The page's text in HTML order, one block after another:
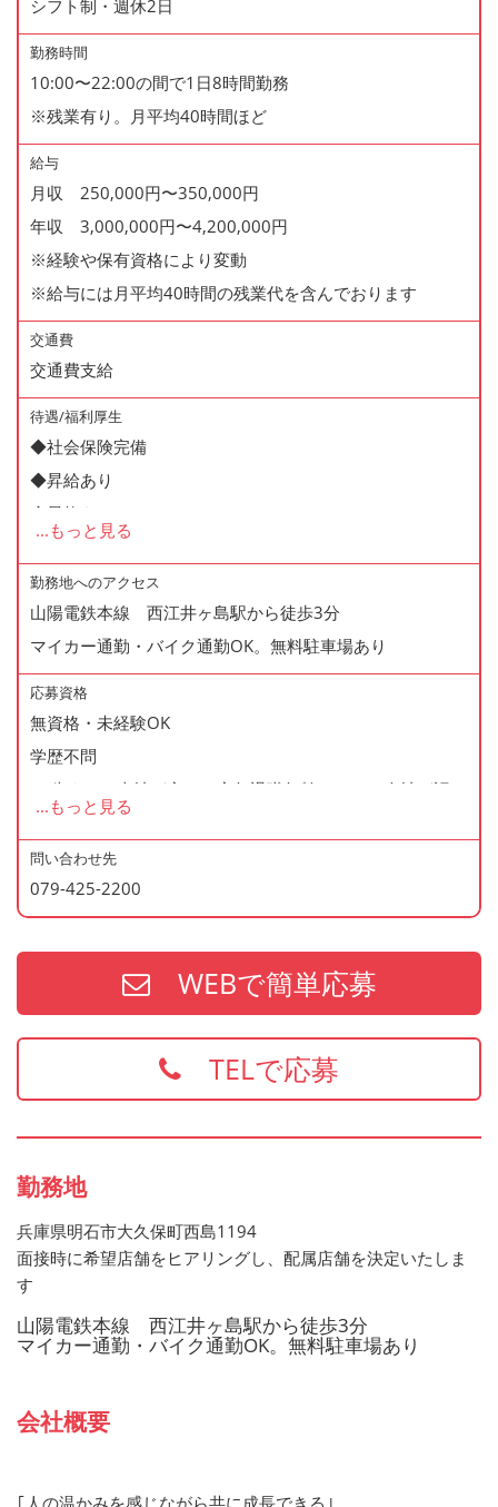
シフト制・週休2日
勤務時間
10:00〜22:00の間で1日8時間勤務
※残業有り。月平均40時間ほど
給与
月収 250,000円〜350,000円
年収 3,000,000円〜4,200,000円
※経験や保有資格により変動
※給与には月平均40時間の残業代を含んでおります
交通費
交通費支給
待遇/福利厚生
◆社会保険完備
◆昇給あり
◆昇格あり
◆正社員登用制度あり
◆寸志あり
◆有給休暇あり
◆産休・育休あり
◆交通費支給
◆資格支援制度あり
◆マイカー通勤・バイク通勤OK
◆無料駐車場あり
◆まかない制度あり（1日1食・無料）
◆社内の表彰制度あり
◆再雇用制度あり
◆制服貸与
... もっと見る
勤務地へのアクセス
山陽電鉄本線 西江井ヶ島駅から徒歩3分
マイカー通勤・バイク通勤OK。無料駐車場あり
応募資格
無資格・未経験OK
学歴不問
60歳まで（当社が定める定年退職年齢のため・会社が認め
た場合はこの限りではありません）
＜歓迎資格＞
・2年以上の勤務経験がある方
・調理師免許
※上記の資格、経験をお持ちの方は給与面などを優遇いた
... もっと見る
問い合わせ先
079-425-2200
WEBで簡単応募
TELで応募
勤務地
兵庫県明石市大久保町西島1194
面接時に希望店舗をヒアリングし、配属店舗を決定いたしま
す
山陽電鉄本線 西江井ヶ島駅から徒歩3分
マイカー通勤・バイク通勤OK。無料駐車場あり
会社概要
｢人の温かみを感じながら共に成長できる｣